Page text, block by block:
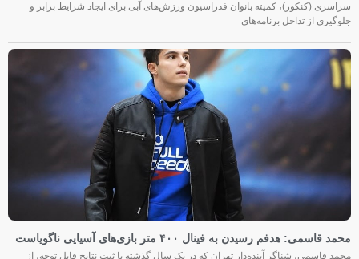
سراسری (کنکور)، کمیته بانوان فدراسیون ورزش‌های آبی برای ایجاد شرایط برابر و
جلوگیری از تداخل برنامه‌های
محمد قاسمی: هدفم رسیدن به فینال ۴۰۰ متر بازی‌های آسیایی ناگویاست
محمد قاسمی، شناگر آینده‌دار تهران که در یک سال گذشته با ثبت نتایج قابل توجه، از